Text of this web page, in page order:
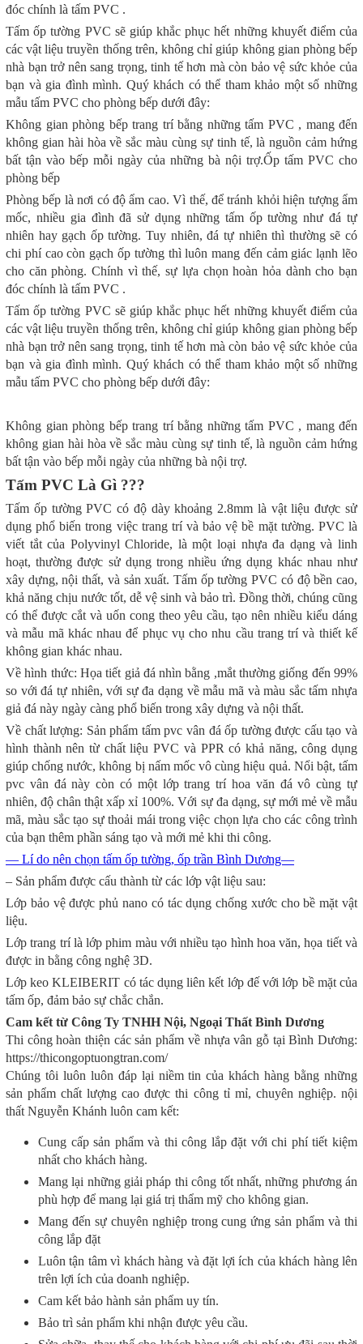
đóc chính là tấm PVC .
Tấm ốp tường PVC sẽ giúp khắc phục hết những khuyết điểm của
các vật liệu truyền thống trên, không chỉ giúp không gian phòng bếp
nhà bạn trở nên sang trọng, tinh tế hơn mà còn bảo vệ sức khỏe của
bạn và gia đình mình. Quý khách có thể tham khảo một số những
mẫu tấm PVC cho phòng bếp dưới đây:
Không gian phòng bếp trang trí bằng những tấm PVC , mang đến
không gian hài hòa về sắc màu cùng sự tinh tế, là nguồn cảm hứng
bất tận vào bếp mỗi ngày của những bà nội trợ.Ốp tấm PVC cho
phòng bếp
Phòng bếp là nơi có độ ẩm cao. Vì thế, để tránh khỏi hiện tượng ẩm
mốc, nhiều gia đình đã sử dụng những tấm ốp tường như đá tự
nhiên hay gạch ốp tường. Tuy nhiên, đá tự nhiên thì thường sẽ có
chi phí cao còn gạch ốp tường thì luôn mang đến cảm giác lạnh lẽo
cho căn phòng. Chính vì thế, sự lựa chọn hoàn hỏa dành cho bạn
đóc chính là tấm PVC .
Tấm ốp tường PVC sẽ giúp khắc phục hết những khuyết điểm của
các vật liệu truyền thống trên, không chỉ giúp không gian phòng bếp
nhà bạn trở nên sang trọng, tinh tế hơn mà còn bảo vệ sức khỏe của
bạn và gia đình mình. Quý khách có thể tham khảo một số những
mẫu tấm PVC cho phòng bếp dưới đây:
Không gian phòng bếp trang trí bằng những tấm PVC , mang đến
không gian hài hòa về sắc màu cùng sự tinh tế, là nguồn cảm hứng
bất tận vào bếp mỗi ngày của những bà nội trợ.
Tấm PVC Là Gì ???
Tấm ốp tường PVC có độ dày khoảng 2.8mm là vật liệu được sử
dụng phổ biến trong việc trang trí và bảo vệ bề mặt tường. PVC là
viết tắt của Polyvinyl Chloride, là một loại nhựa đa dạng và linh
hoạt, thường được sử dụng trong nhiều ứng dụng khác nhau như
xây dựng, nội thất, và sản xuất. Tấm ốp tường PVC có độ bền cao,
khả năng chịu nước tốt, dễ vệ sinh và bảo trì. Đồng thời, chúng cũng
có thể được cắt và uốn cong theo yêu cầu, tạo nên nhiều kiểu dáng
và mẫu mã khác nhau để phục vụ cho nhu cầu trang trí và thiết kế
không gian khác nhau.
Về hình thức: Họa tiết giả đá nhìn bằng ,mắt thường giống đến 99%
so với đá tự nhiên, với sự đa dạng về mẫu mã và màu sắc tấm nhựa
giả đá này ngày càng phổ biến trong xây dựng và nội thất.
Về chất lượng: Sản phẩm tấm pvc vân đá ốp tường được cấu tạo và
hình thành nên từ chất liệu PVC và PPR có khả năng, công dụng
giúp chống nước, không bị nấm mốc vô cùng hiệu quả. Nổi bật, tấm
pvc vân đá này còn có một lớp trang trí hoa văn đá vô cùng tự
nhiên, độ chân thật xấp xỉ 100%. Với sự đa dạng, sự mới mẻ về mẫu
mã, màu sắc tạo sự thoải mái trong việc chọn lựa cho các công trình
của bạn thêm phần sáng tạo và mới mẻ khi thi công.
— Lí do nên chọn tấm ốp tường, ốp trần Bình Dương—
– Sản phẩm được cấu thành từ các lớp vật liệu sau:
Lớp bảo vệ được phủ nano có tác dụng chống xước cho bề mặt vật
liệu.
Lớp trang trí là lớp phim màu với nhiều tạo hình hoa văn, họa tiết và
được in bằng công nghệ 3D.
Lớp keo KLEIBERIT có tác dụng liên kết lớp đế với lớp bề mặt của
tấm ốp, đảm bảo sự chắc chắn.
Cam kết từ Công Ty TNHH Nội, Ngoại Thất Bình Dương
Thi công hoàn thiện các sản phẩm về nhựa vân gỗ tại Bình Dương:
https://thicongoptuongtran.com/
Chúng tôi luôn luôn đáp lại niềm tin của khách hàng bằng những
sản phẩm chất lượng cao được thi công tỉ mỉ, chuyên nghiệp. nội
thất Nguyễn Khánh luôn cam kết:
Cung cấp sản phẩm và thi công lắp đặt với chi phí tiết kiệm
nhất cho khách hàng.
Mang lại những giải pháp thi công tốt nhất, những phương án
phù hợp để mang lại giá trị thẩm mỹ cho không gian.
Mang đến sự chuyên nghiệp trong cung ứng sản phẩm và thi
công lắp đặt
Luôn tận tâm vì khách hàng và đặt lợi ích của khách hàng lên
trên lợi ích của doanh nghiệp.
Cam kết bảo hành sản phẩm uy tín.
Bảo trì sản phẩm khi nhận được yêu cầu.